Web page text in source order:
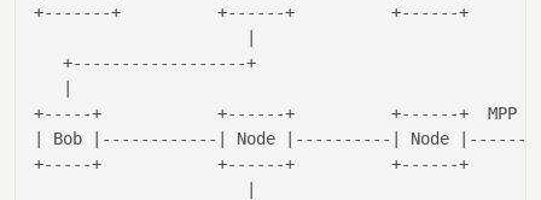
+-------+          +------+
                      |
+------------------+
|
+-----+            +------+          +------+  MPP
| Bob | ------------ | Node | ---------- | Node |
+-----+            +------+          +------+
|